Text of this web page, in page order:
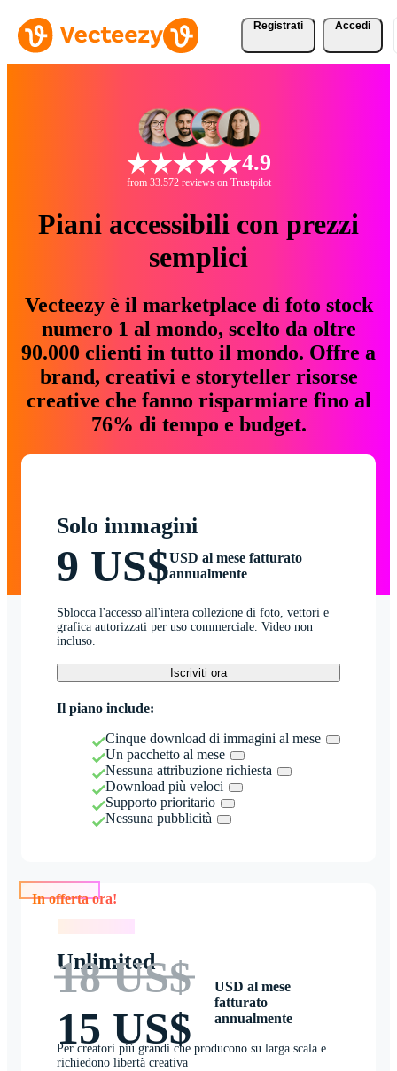
Registrati Accedi
4.9
from 33.572 reviews on Trustpilot
Piani accessibili con prezzi
semplici
Vecteezy è il marketplace di foto stock
numero 1 al mondo, scelto da oltre
90.000 clienti in tutto il mondo. Offre a
brand, creativi e storyteller risorse
creative che fanno risparmiare fino al
76% di tempo e budget.
Solo immagini
9 US$USD al mese fatturato
annualmente
Sblocca l'accesso all'intera collezione di foto, vettori e
grafica autorizzati per uso commerciale. Video non
incluso.
Iscriviti ora
Il piano include:
Cinque download di immagini al mese
Un pacchetto al mese
Nessuna attribuzione richiesta
Download più veloci
Supporto prioritario
Nessuna pubblicità
Unlimited
18 US$
15 US$
USD al mese
fatturato
annualmente
Per creatori più grandi che producono su larga scala e
richiedono libertà creativa